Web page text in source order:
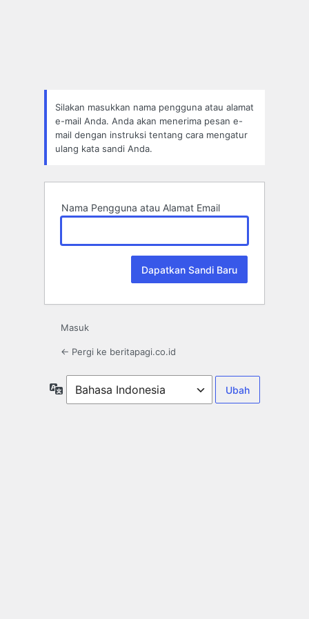
Silakan masukkan nama pengguna atau alamat
e-mail Anda. Anda akan menerima pesan e-
mail dengan instruksi tentang cara mengatur
ulang kata sandi Anda.
Nama Pengguna atau Alamat Email
Masuk
← Pergi ke beritapagi.co.id
Bahasa